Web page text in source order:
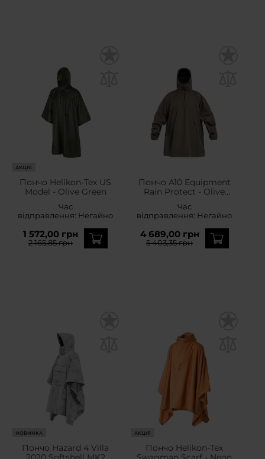
АКЦІЯ
Пончо Helikon-Tex US
Model - Olive Green
Час
відправлення: Негайно
1 572,00 грн
2 165,85 грн
Пончо A10 Equipment
Rain Protect - Olive
Час
відправлення: Негайно
4 689,00 грн
5 403,35 грн
НОВИНКА
Пончо Hazard 4 Villa
АКЦІЯ
Пончо Helikon-Tex